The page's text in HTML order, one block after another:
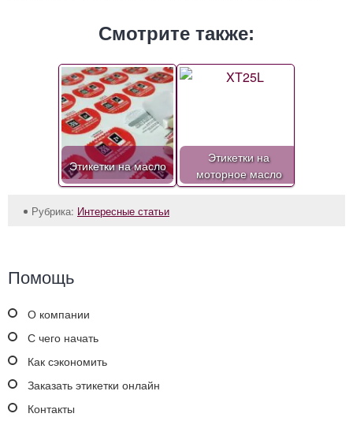
Смотрите также:
Этикетки на масло
Этикетки на
моторное масло
Рубрика: Интересные статьи
Помощь
О компании
С чего начать
Как сэкономить
Заказать этикетки онлайн
Контакты